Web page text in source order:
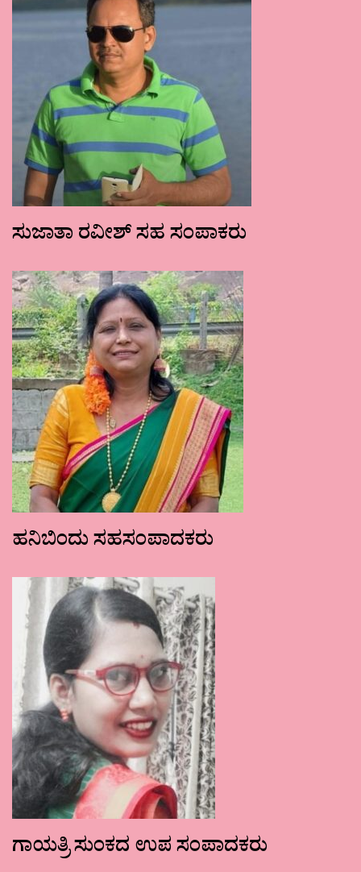
ಸುಜಾತಾ ರವೀಶ್ ಸಹ ಸಂಪಾಕರು
ಹನಿಬಿಂದು ಸಹಸಂಪಾದಕರು
ಗಾಯತ್ರಿ ಸುಂಕದ ಉಪ ಸಂಪಾದಕರು